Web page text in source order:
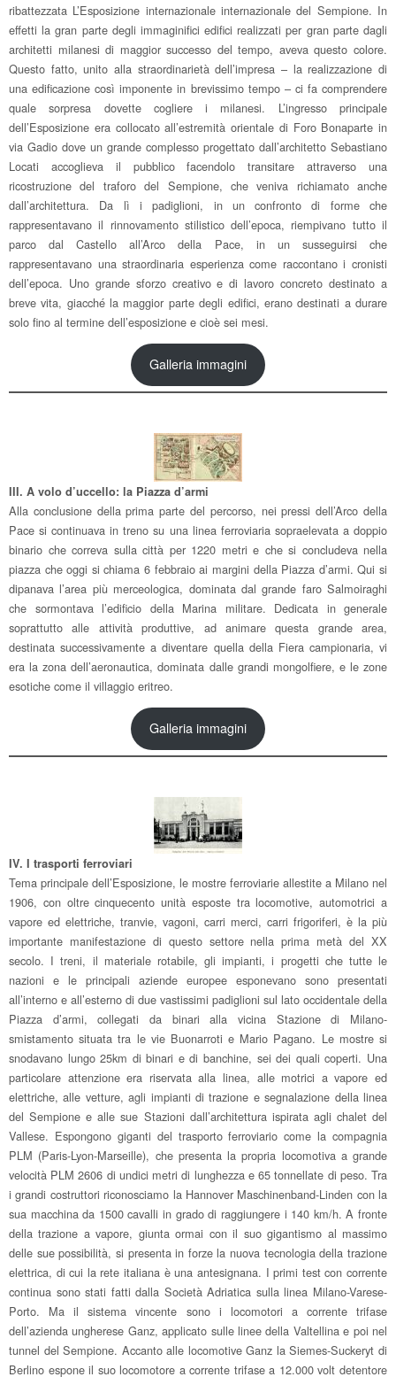
ribattezzata L’Esposizione internazionale internazionale del Sempione. In
effetti la gran parte degli immaginifici edifici realizzati per gran parte dagli
architetti milanesi di maggior successo del tempo, aveva questo colore.
Questo fatto, unito alla straordinarietà dell’impresa – la realizzazione di
una edificazione così imponente in brevissimo tempo – ci fa comprendere
quale sorpresa dovette cogliere i milanesi. L’ingresso principale
dell’Esposizione era collocato all’estremità orientale di Foro Bonaparte in
via Gadio dove un grande complesso progettato dall’architetto Sebastiano
Locati accoglieva il pubblico facendolo transitare attraverso una
ricostruzione del traforo del Sempione, che veniva richiamato anche
dall’architettura. Da lì i padiglioni, in un confronto di forme che
rappresentavano il rinnovamento stilistico dell’epoca, riempivano tutto il
parco dal Castello all’Arco della Pace, in un susseguirsi che
rappresentavano una straordinaria esperienza come raccontano i cronisti
dell’epoca. Uno grande sforzo creativo e di lavoro concreto destinato a
breve vita, giacché la maggior parte degli edifici, erano destinati a durare
solo fino al termine dell’esposizione e cioè sei mesi.
Galleria immagini
III. A volo d’uccello: la Piazza d’armi
Alla conclusione della prima parte del percorso, nei pressi dell’Arco della
Pace si continuava in treno su una linea ferroviaria sopraelevata a doppio
binario che correva sulla città per 1220 metri e che si concludeva nella
piazza che oggi si chiama 6 febbraio ai margini della Piazza d’armi. Qui si
dipanava l’area più merceologica, dominata dal grande faro Salmoiraghi
che sormontava l’edificio della Marina militare. Dedicata in generale
soprattutto alle attività produttive, ad animare questa grande area,
destinata successivamente a diventare quella della Fiera campionaria, vi
era la zona dell’aeronautica, dominata dalle grandi mongolfiere, e le zone
esotiche come il villaggio eritreo.
Galleria immagini
IV. I trasporti ferroviari
Tema principale dell’Esposizione, le mostre ferroviarie allestite a Milano nel
1906, con oltre cinquecento unità esposte tra locomotive, automotrici a
vapore ed elettriche, tranvie, vagoni, carri merci, carri frigoriferi, è la più
importante manifestazione di questo settore nella prima metà del XX
secolo. I treni, il materiale rotabile, gli impianti, i progetti che tutte le
nazioni e le principali aziende europee esponevano sono presentati
all’interno e all’esterno di due vastissimi padiglioni sul lato occidentale della
Piazza d’armi, collegati da binari alla vicina Stazione di Milano-
smistamento situata tra le vie Buonarroti e Mario Pagano. Le mostre si
snodavano lungo 25km di binari e di banchine, sei dei quali coperti. Una
particolare attenzione era riservata alla linea, alle motrici a vapore ed
elettriche, alle vetture, agli impianti di trazione e segnalazione della linea
del Sempione e alle sue Stazioni dall’architettura ispirata agli chalet del
Vallese. Espongono giganti del trasporto ferroviario come la compagnia
PLM (Paris-Lyon-Marseille), che presenta la propria locomotiva a grande
velocità PLM 2606 di undici metri di lunghezza e 65 tonnellate di peso. Tra
i grandi costruttori riconosciamo la Hannover Maschinenband-Linden con la
sua macchina da 1500 cavalli in grado di raggiungere i 140 km/h. A fronte
della trazione a vapore, giunta ormai con il suo gigantismo al massimo
delle sue possibilità, si presenta in forze la nuova tecnologia della trazione
elettrica, di cui la rete italiana è una antesignana. I primi test con corrente
continua sono stati fatti dalla Società Adriatica sulla linea Milano-Varese-
Porto. Ma il sistema vincente sono i locomotori a corrente trifase
dell’azienda ungherese Ganz, applicato sulle linee della Valtellina e poi nel
tunnel del Sempione. Accanto alle locomotive Ganz la Siemes-Suckeryt di
Berlino espone il suo locomotore a corrente trifase a 12.000 volt detentore